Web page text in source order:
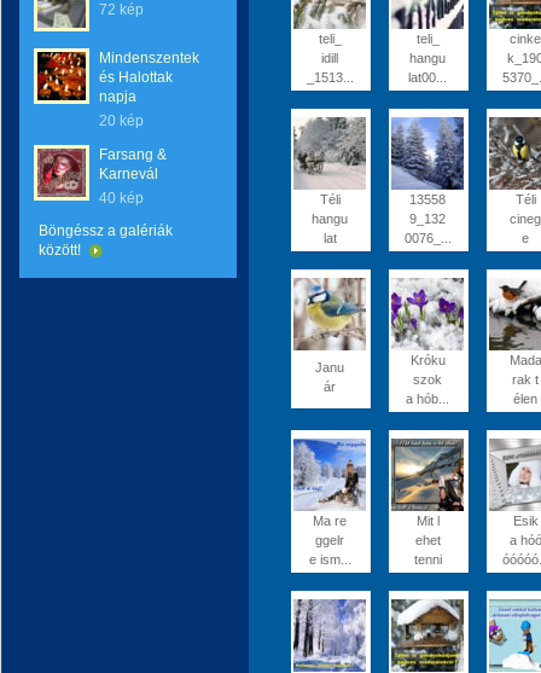
72 kép
Mindenszentek
és Halottak
napja
20 kép
Farsang &
Karnevál
40 kép
Böngéssz a galériák
között!
teli_
idill
_1513...
teli_
hangu
lat00...
cinke
Téli
hangu
lat
13558
9_132
0076_...
Téli
cineg
e
Janu
ár
Króku
szok
a hób...
Mada
rak t
élen
Ma re
ggelr
e ism...
Mit l
ehet
tenni
Esik
a hóó